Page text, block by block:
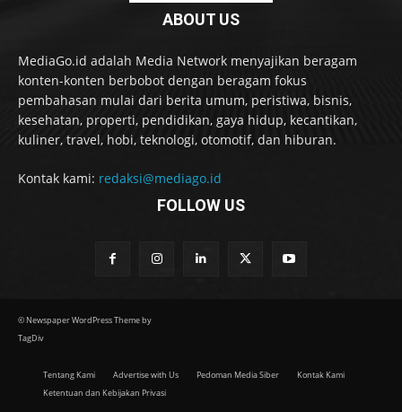
ABOUT US
MediaGo.id adalah Media Network menyajikan beragam
konten-konten berbobot dengan beragam fokus
pembahasan mulai dari berita umum, peristiwa, bisnis,
kesehatan, properti, pendidikan, gaya hidup, kecantikan,
kuliner, travel, hobi, teknologi, otomotif, dan hiburan.
Kontak kami: redaksi@mediago.id
FOLLOW US
© Newspaper WordPress Theme by
TagDiv
Tentang Kami Advertise with Us Pedoman Media Siber
Kontak Kami
Ketentuan dan Kebijakan Privasi